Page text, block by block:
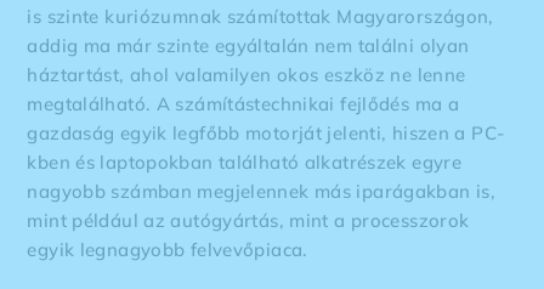
is szinte kuriózumnak számítottak Magyarországon,
addig ma már szinte egyáltalán nem találni olyan
háztartást, ahol valamilyen okos eszköz ne lenne
megtalálható. A számítástechnikai fejlődés ma a
gazdaság egyik legfőbb motorját jelenti, hiszen a PC-
kben és laptopokban található alkatrészek egyre
nagyobb számban megjelennek más iparágakban is,
mint például az autógyártás, mint a processzorok
egyik legnagyobb felvevőpiaca.